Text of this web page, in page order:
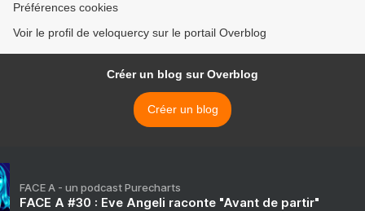
Préférences cookies
Voir le profil de veloquercy sur le portail Overblog
Créer un blog sur Overblog
Créer un blog
FACE A - un podcast Purecharts
FACE A #30 : Eve Angeli raconte "Avant de partir"